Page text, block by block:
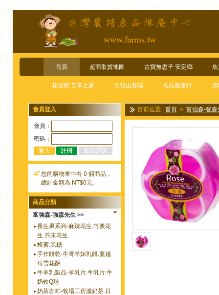
首頁 超商取貨地圖 古寶無患子 安定鄉
花壇鄉 艾草之家 大雪山農場 名品農產行 清
會員登入
會員：
密碼：
您的購物車中有 0 個商品，
總計金額為 NT$0元。
商品分類
富強森-強森先生 >>
長生果系列-麻辣花生.竹炭花
生.芥末花生
蜂蜜.黑糖
手作餅乾-牛哥羊妹乳餅.蔓越
莓雪花酥..
牛羊乳製品-羊乳片.牛乳片.牛
奶軟Q球
奶茶咖啡-牧場工房濃奶茶.日
目前位置: 首頁 > 富強森-強森
個/